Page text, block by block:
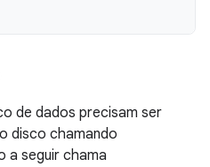
de dados precisam ser
disco chamando
a seguir chama